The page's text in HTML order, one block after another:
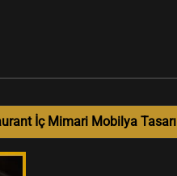
İç Mimari Mobilya